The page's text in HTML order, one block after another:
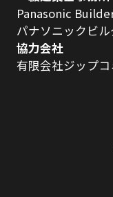
Panasonic
パナソニックビ
協力会社
有限会社ジップ